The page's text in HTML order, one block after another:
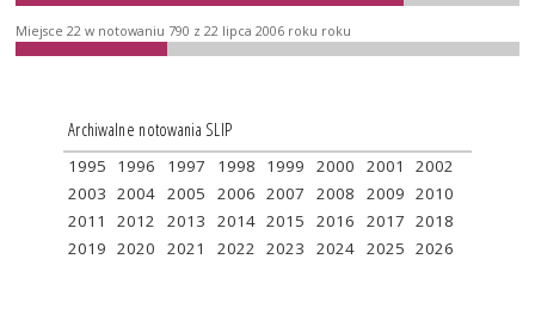
Miejsce 22 w notowaniu 790 z 22 lipca 2006 roku roku
Archiwalne notowania SLIP
1995 1996 1997 1998 1999 2000 2001
2002
2003 2004 2005 2006 2007 2008 2009 2010
2011
2012 2013 2014 2015 2016 2017 2018
2019 2020 2021 2022 2023 2024 2025 2026